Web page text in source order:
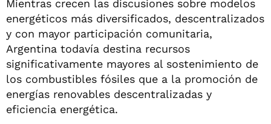
Mientras crecen las discusiones sobre modelos
energéticos más diversificados, descentralizados
y con mayor participación comunitaria,
Argentina todavía destina recursos
significativamente mayores al sostenimiento de
los combustibles fósiles que a la promoción de
energías renovables descentralizadas y
eficiencia energética.